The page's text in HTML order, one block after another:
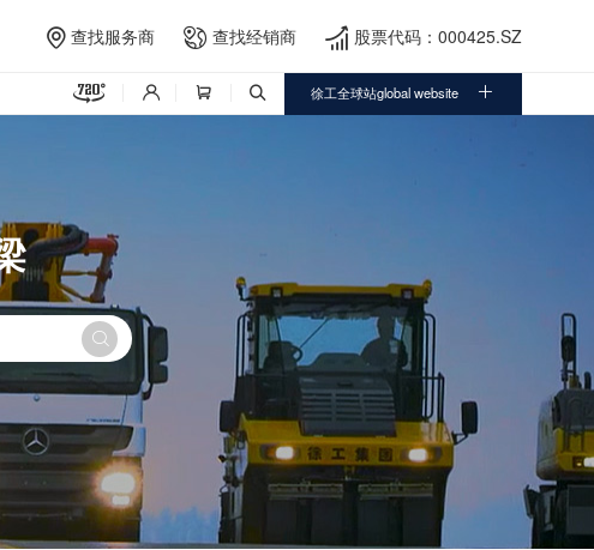
 查找服务商  查找经销商  股票代码：000425.SZ
    徐工全球站global website 
